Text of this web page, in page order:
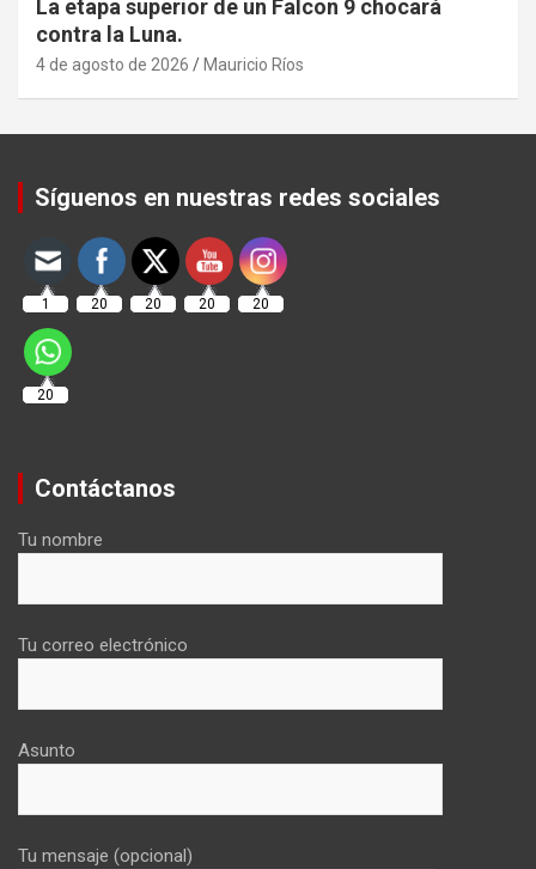
La etapa superior de un Falcon 9 chocará
contra la Luna.
4 de agosto de 2026 Mauricio Ríos
Síguenos en nuestras redes sociales
1 20 20 20 20
20
Contáctanos
Tu nombre
Tu correo electrónico
Asunto
Tu mensaje (opcional)